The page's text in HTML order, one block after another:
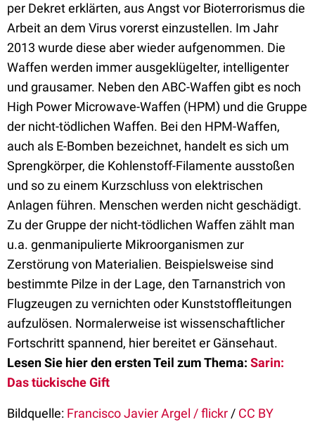
per Dekret erklärten, aus Angst vor Bioterrorismus die
Arbeit an dem Virus vorerst einzustellen. Im Jahr
2013 wurde diese aber wieder aufgenommen. Die
Waffen werden immer ausgeklügelter, intelligenter
und grausamer. Neben den ABC-Waffen gibt es noch
High Power Microwave-Waffen (HPM) und die Gruppe
der nicht-tödlichen Waffen. Bei den HPM-Waffen,
auch als E-Bomben bezeichnet, handelt es sich um
Sprengkörper, die Kohlenstoff-Filamente ausstoßen
und so zu einem Kurzschluss von elektrischen
Anlagen führen. Menschen werden nicht geschädigt.
Zu der Gruppe der nicht-tödlichen Waffen zählt man
u.a. genmanipulierte Mikroorganismen zur
Zerstörung von Materialien. Beispielsweise sind
bestimmte Pilze in der Lage, den Tarnanstrich von
Flugzeugen zu vernichten oder Kunststoffleitungen
aufzulösen. Normalerweise ist wissenschaftlicher
Fortschritt spannend, hier bereitet er Gänsehaut.
Lesen Sie hier den ersten Teil zum Thema: Sarin:
Das tückische Gift
Bildquelle: Francisco Javier Argel / flickr / CC BY